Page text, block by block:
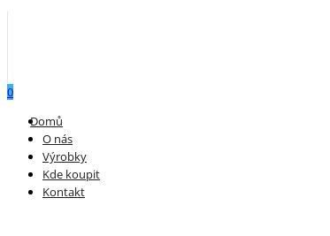
0
Domů
O nás
Výrobky
Kde koupit
Kontakt